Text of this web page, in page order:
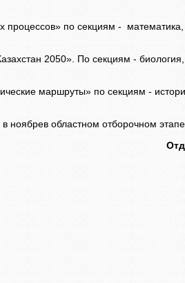
по секциям - математика,
2050». По секциям -
маршруты» по секциям -
ноябрев областном отборочном этапе.